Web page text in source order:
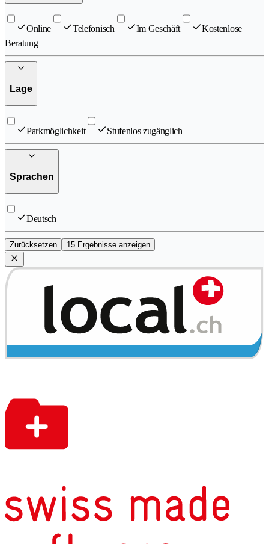
Online Telefonisch Im Geschäft
Kostenlose
Beratung
Lage
Parkmöglichkeit Stufenlos zugänglich
Sprachen
Deutsch
Zurücksetzen 15 Ergebnisse anzeigen